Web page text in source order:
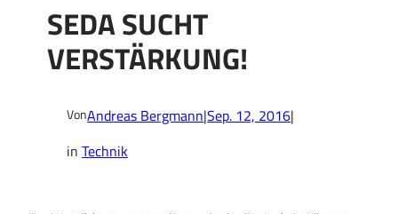
SEDA SUCHT
VERSTÄRKUNG!
VonAndreas Bergmann|Sep. 12, 2016|
inTechnik